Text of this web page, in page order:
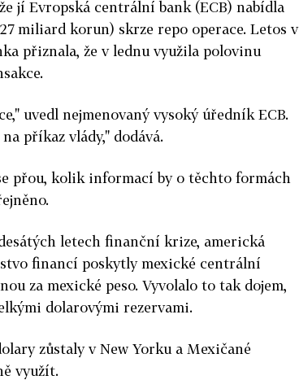
jí Evropská centrální bank (ECB) nabídla
miliard korun) skrze repo operace. Letos v
přiznala, že v lednu využila polovinu
uvedl nejmenovaný vysoký úředník ECB.
příkaz vlády," dodává.
přou, kolik informací by o těchto formách
letech finanční krize, americká
financí poskytly mexické centrální
za mexické peso. Vyvolalo to tak dojem,
dolarovými rezervami.
zůstaly v New Yorku a Mexičané
využít.